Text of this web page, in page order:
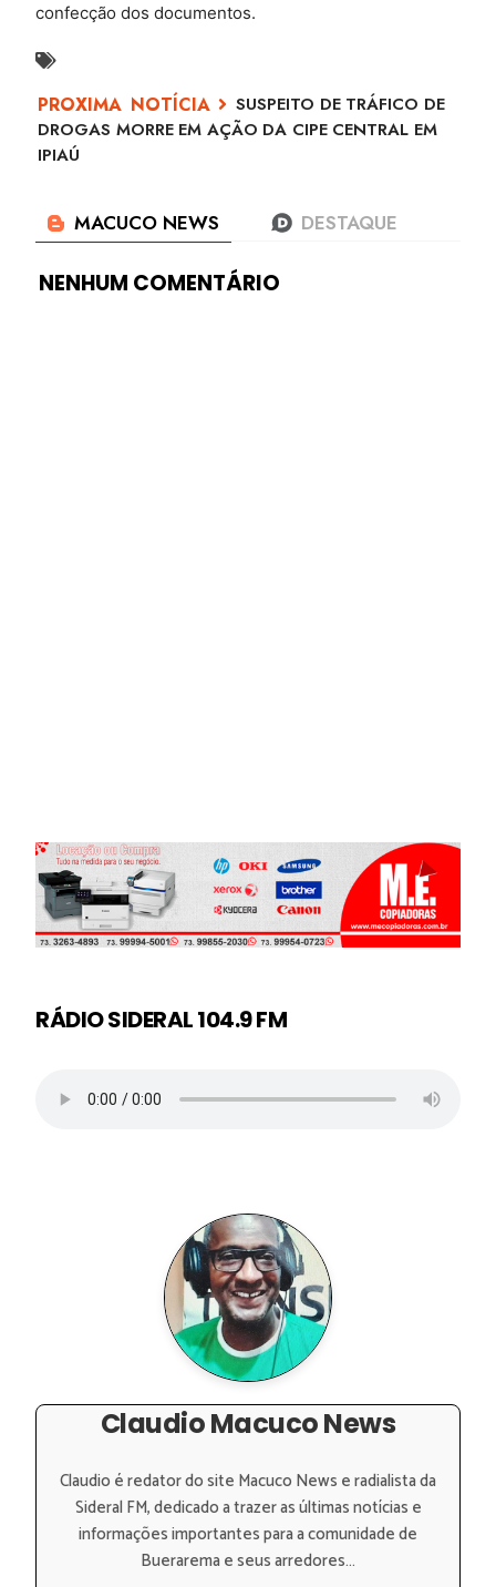
confecção dos documentos.
SUSPEITO DE TRÁFICO DE
DROGAS MORRE EM AÇÃO DA CIPE CENTRAL EM
IPIAÚ
NENHUM COMENTÁRIO
RÁDIO SIDERAL 104.9 FM
Claudio Macuco News
Claudio é redator do site Macuco News e radialista da
Sideral FM, dedicado a trazer as últimas notícias e
informações importantes para a comunidade de
Buerarema e seus arredores...